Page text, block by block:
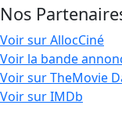
Nos
Voir sur AllocCiné
Voir la bande
Voir sur TheMovie
Voir sur IMDb